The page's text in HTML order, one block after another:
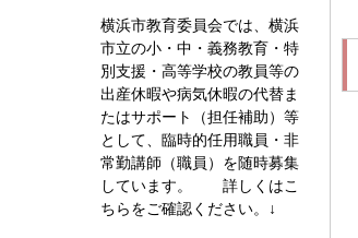
横浜市教育委員会では、横浜
市立の小・中・義務教育・特
別支援・高等学校の教員等の
出産休暇や病気休暇の代替ま
たはサポート（担任補助）等
として、臨時的任用職員・非
常勤講師（職員）を随時募集
しています。 詳しくはこ
ちらをご確認ください。↓